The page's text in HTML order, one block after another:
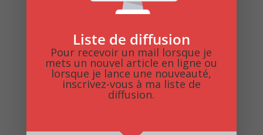
Los de ce processus, l’homme réalise
reste de sa vie et que cette nouvelle
relation n’est, somme toute, pas
aussi fantastique que cela.
Cela peut même le vacciner pour le
Réfléchissez-y néanmoins à deux fois
Liste de diffusion
Pour recevoir un mail lorsque je
mets un nouvel article en ligne ou
lorsque je lance une nouveauté,
inscrivez-vous à ma liste de
diffusion.